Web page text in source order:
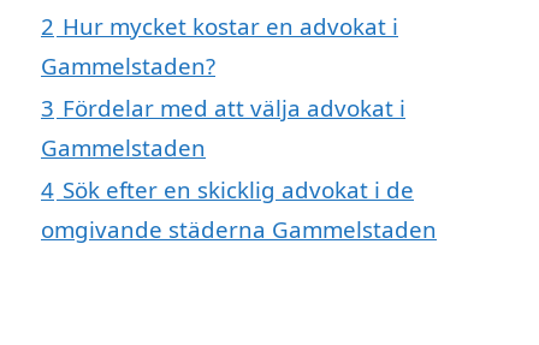
2 Hur mycket kostar en advokat i
Gammelstaden?
3 Fördelar med att välja advokat i
Gammelstaden
4 Sök efter en skicklig advokat i de
omgivande städerna Gammelstaden